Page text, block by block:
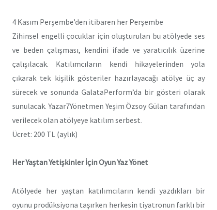
4 Kasım Perşembe’den itibaren her Perşembe
Zihinsel engelli çocuklar için oluşturulan bu atölyede ses
ve beden çalışması, kendini ifade ve yaratıcılık üzerine
çalışılacak. Katılımcıların kendi hikayelerinden yola
çıkarak tek kişilik gösteriler hazırlayacağı atölye üç ay
sürecek ve sonunda GalataPerform’da bir gösteri olarak
sunulacak. Yazar7Yönetmen Yeşim Özsoy Gülan tarafından
verilecek olan atölyeye katılım serbest.
Ücret: 200 TL (aylık)
Her Yaştan Yetişkinler İçin Oyun Yaz Yönet
Atölyede her yaştan katılımcıların kendi yazdıkları bir
oyunu prodüksiyona taşırken herkesin tiyatronun farklı bir